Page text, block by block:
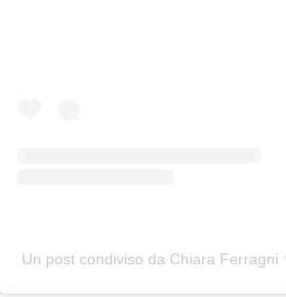
Un post condiviso da Chiara Ferragni